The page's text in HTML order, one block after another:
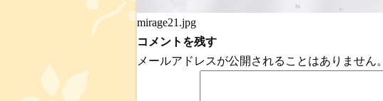
mirage21.jpg
コメントを残す
メールアドレスが公開されることはありません。